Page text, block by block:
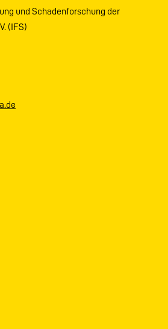
und Schadenforschung der
(IFS)